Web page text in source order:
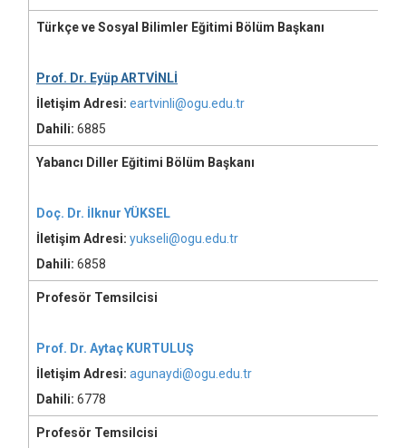
Türkçe ve Sosyal Bilimler Eğitimi Bölüm Başkanı
Prof. Dr. Eyüp ARTVİNLİ
İletişim Adresi: eartvinli@ogu.edu.tr
Dahili: 6885
Yabancı Diller Eğitimi Bölüm Başkanı
Doç. Dr. İlknur YÜKSEL
İletişim Adresi: yukseli@ogu.edu.tr
Dahili: 6858
Profesör Temsilcisi
Prof. Dr. Aytaç KURTULUŞ
İletişim Adresi: agunaydi@ogu.edu.tr
Dahili: 6778
Profesör Temsilcisi